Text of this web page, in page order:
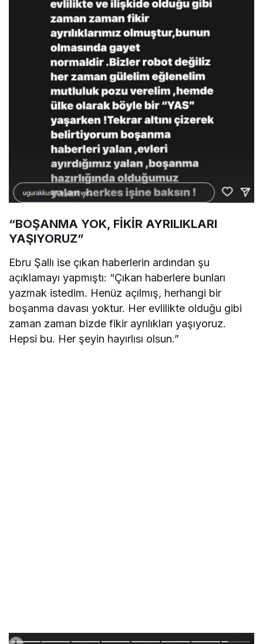
“BOŞANMA YOK, FİKİR AYRILIKLARI
YAŞIYORUZ”
Ebru Şallı ise çıkan haberlerin ardından şu
açıklamayı yapmıştı: “Çıkan haberlere bunları
yazmak istedim. Henüz açılmış, herhangi bir
boşanma davası yoktur. Her evlilikte olduğu gibi
zaman zaman bizde fikir ayrılıkları yaşıyoruz.
Hepsi bu. Her şeyin hayırlısı olsun.”